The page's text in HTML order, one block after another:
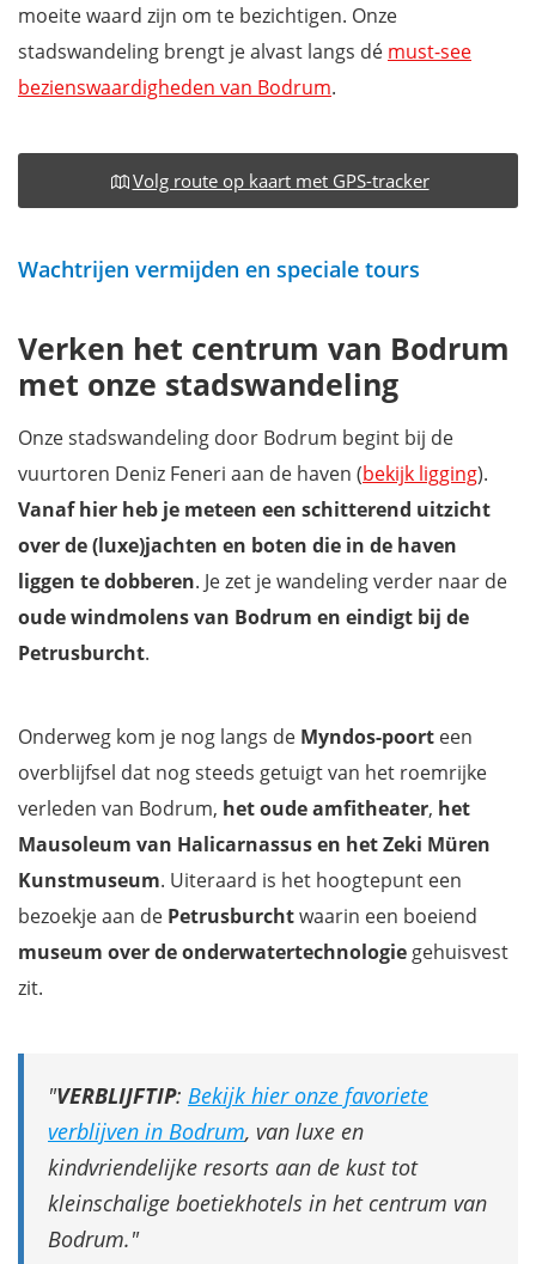
moeite waard zijn om te bezichtigen. Onze
stadswandeling brengt je alvast langs dé must-see
bezienswaardigheden van Bodrum.
Volg route op kaart met GPS-tracker
Wachtrijen vermijden en speciale tours
Verken het centrum van Bodrum
met onze stadswandeling
Onze stadswandeling door Bodrum begint bij de
vuurtoren Deniz Feneri aan de haven (bekijk ligging).
Vanaf hier heb je meteen een schitterend uitzicht
over de (luxe)jachten en boten die in de haven
liggen te dobberen. Je zet je wandeling verder naar de
oude windmolens van Bodrum en eindigt bij de
Petrusburcht.
Onderweg kom je nog langs de Myndos-poort een
overblijfsel dat nog steeds getuigt van het roemrijke
verleden van Bodrum, het oude amfitheater, het
Mausoleum van Halicarnassus en het Zeki Müren
Kunstmuseum. Uiteraard is het hoogtepunt een
bezoekje aan de Petrusburchtwaarin een boeiend
museum over de onderwatertechnologie gehuisvest
zit.
VERBLIJFTIP: Bekijk hier onze favoriete
verblijven in Bodrum, van luxe en
kindvriendelijke resorts aan de kust tot
kleinschalige boetiekhotels in het centrum van
Bodrum.